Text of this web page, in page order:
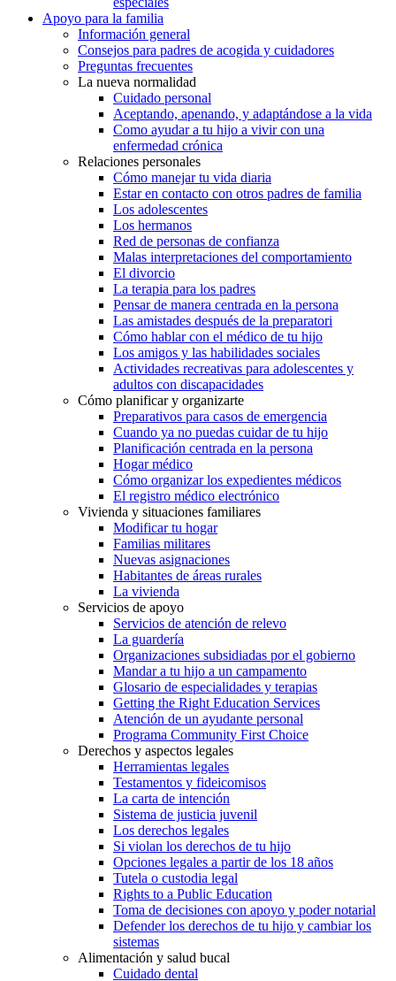
Apoyo para la familia
Información general
Consejos para padres de acogida y cuidadores
Preguntas frecuentes
La nueva normalidad
Cuidado personal
Aceptando, apenando, y adaptándose a la vida
Como ayudar a tu hijo a vivir con una
enfermedad crónica
Relaciones personales
Cómo manejar tu vida diaria
Estar en contacto con otros padres de familia
Los adolescentes
Los hermanos
Red de personas de confianza
Malas interpretaciones del comportamiento
El divorcio
La terapia para los padres
Pensar de manera centrada en la persona
Las amistades después de la preparatori
Cómo hablar con el médico de tu hijo
Los amigos y las habilidades sociales
Actividades recreativas para adolescentes y
adultos con discapacidades
Cómo planificar y organizarte
Preparativos para casos de emergencia
Cuando ya no puedas cuidar de tu hijo
Planificación centrada en la persona
Hogar médico
Cómo organizar los expedientes médicos
El registro médico electrónico
Vivienda y situaciones familiares
Modificar tu hogar
Familias militares
Nuevas asignaciones
Habitantes de áreas rurales
La vivienda
Servicios de apoyo
Servicios de atención de relevo
La guardería
Organizaciones subsidiadas por el gobierno
Mandar a tu hijo a un campamento
Glosario de especialidades y terapias
Getting the Right Education Services
Atención de un ayudante personal
Programa Community First Choice
Derechos y aspectos legales
Herramientas legales
Testamentos y fideicomisos
La carta de intención
Sistema de justicia juvenil
Los derechos legales
Si violan los derechos de tu hijo
Opciones legales a partir de los 18 años
Tutela o custodia legal
Rights to a Public Education
Toma de decisiones con apoyo y poder notarial
Defender los derechos de tu hijo y cambiar los
sistemas
Alimentación y salud bucal
Cuidado dental